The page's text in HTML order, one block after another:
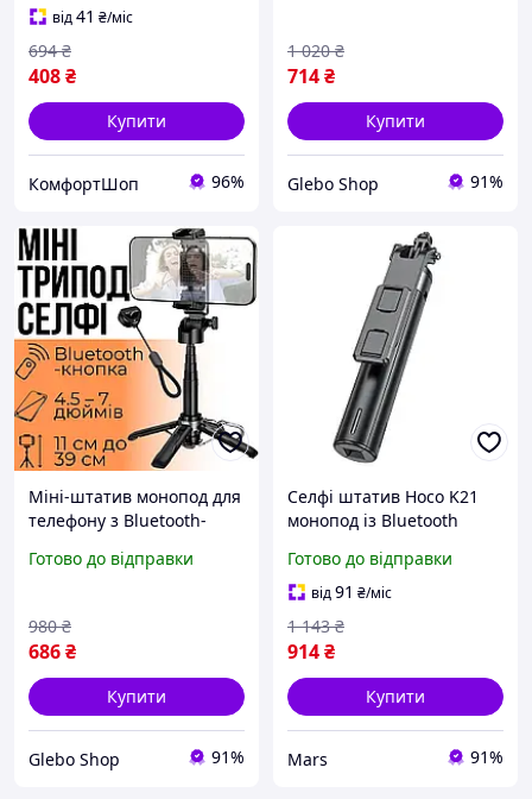
максимальна висота 750
мм
від41 ₴/міс
408₴
694 ₴
Купити
КомфортШоп 96%
714₴
1 020 ₴
Купити
Glebo Shop 91%
Міні-штатив монопод для
телефону з Bluetooth-
універсальний Hoco
Готово до відправки
686₴
980 ₴
Купити
Glebo Shop 91%
Селфі штатив Hoco K21
монопод із Bluetooth
чорний
Готово до відправки
від91 ₴/міс
914₴
1 143 ₴
Купити
Mars 91%